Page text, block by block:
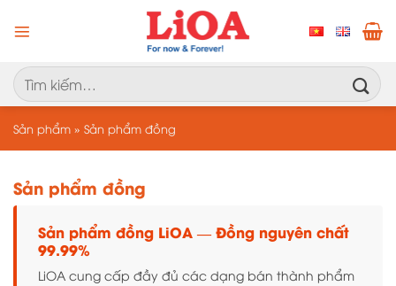
đến
Tìm
kiếm:
Sản phẩm » Sản phẩm đồng
Sản phẩm đồng
Sản phẩm đồng LiOA — Đồng nguyên chất
99.99%
LiOA cung cấp đầy đủ các dạng bán thành phẩm